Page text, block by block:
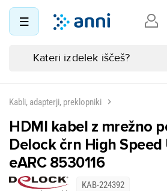
Kabli, adapterji, preklopniki
HDMI kabel z mrežno
Delock črn High
eARC 8530116
KAB-224392